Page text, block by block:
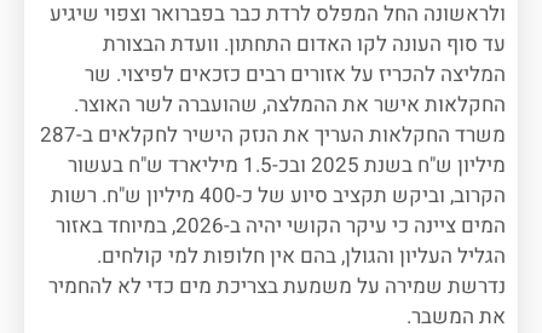
ולראשונה החל המפלס לרדת כבר בפברואר וצפוי שיגיע
עד סוף העונה לקו האדום התחתון. וועדת הבצורת
המליצה להכריז על אזורים רבים כזכאים לפיצוי. שר
החקלאות אישר את ההמלצה, שהועברה לשר האוצר.
משרד החקלאות העריך את הנזק הישיר לחקלאים ב-287
מיליון ש"ח בשנת 2025 ובכ-1.5 מיליארד ש"ח בעשור
הקרוב, וביקש תקציב סיוע של כ-400 מיליון ש"ח. רשות
המים ציינה כי עיקר הקושי יהיה ב-2026, במיוחד באזור
הגליל העליון והגולן, בהם אין חלופות למי קולחים.
נדרשת שמירה על משמעת בצריכת מים כדי לא להחמיר
את המשבר.